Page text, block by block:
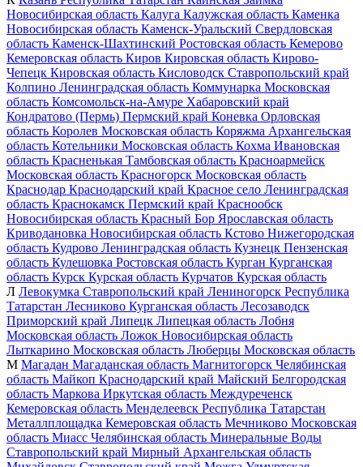
Новосибирская область Калуга Калужская область Каменка
Новосибирская область Каменск-Уральский Свердловская
область Каменск-Шахтинский Ростовская область Кемерово
Кемеровская область Киров Кировская область Кирово-
Чепецк Кировская область Кисловодск Ставропольский край
Колпино Ленинградская область Коммунарка Московская
область Комсомольск-на-Амуре Хабаровский край
Кондратово (Пермь) Пермский край Коневка Орловская
область Королев Московская область Коряжма Архангельская
область Котельники Московская область Кохма Ивановская
область Красненькая Тамбовская область Красноармейск
Московская область Красногорск Московская область
Краснодар Краснодарский край Красное село Ленинградская
область Краснокамск Пермский край Краснообск
Новосибирская область Красный Бор Ярославская область
Криводановка Новосибирская область Кстово Нижегородская
область Кудрово Ленинградская область Кузнецк Пензенская
область Кулешовка Ростовская область Курган Курганская
область Курск Курская область Курчатов Курская область
Л Левокумка Ставропольский край Лениногорск Республика
Татарстан Лесниково Курганская область Лесозаводск
Приморский край Липецк Липецкая область Лобня
Московская область Ложок Новосибирская область
Лыткарино Московская область Люберцы Московская область
М Магадан Магаданская область Магнитогорск Челябинская
область Майкоп Краснодарский край Майский Белгородская
область Маркова Иркутская область Междуреченск
Кемеровская область Менделеевск Республика Татарстан
Металлплощадка Кемеровская область Мечниково Московская
область Миасс Челябинская область Минеральные Воды
Ставропольский край Мирный Архангельская область